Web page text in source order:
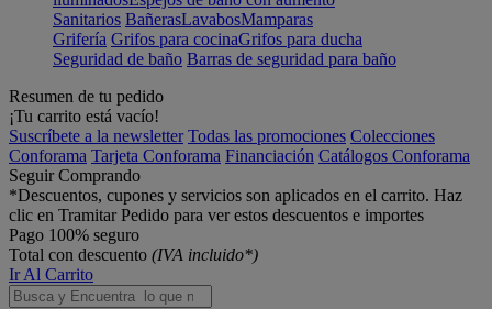
Sanitarios BañerasLavabosMamparas
Grifería Grifos para cocinaGrifos para ducha
Seguridad de baño Barras de seguridad para baño
Resumen de tu pedido
¡Tu carrito está vacío!
Suscríbete a la newsletter Todas las promociones Colecciones
Conforama Tarjeta Conforama Financiación Catálogos Conforama
Seguir Comprando
*Descuentos, cupones y servicios son aplicados en el carrito. Haz
clic en Tramitar Pedido para ver estos descuentos e importes
Pago 100% seguro
Total con descuento (IVA incluido*)
Ir Al Carrito